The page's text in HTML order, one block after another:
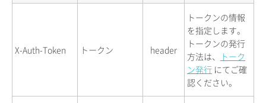
X-Auth-Token トークン header
トークンの情報
を指定します。
トークンの発行
方法は、
トーク
ン発行 にてご確
認ください。